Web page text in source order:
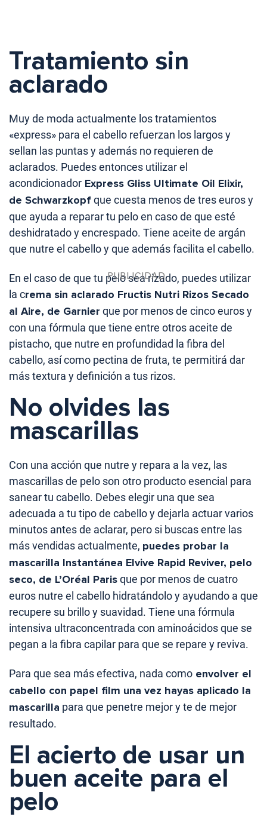
Tratamiento sin
aclarado
Muy de moda actualmente los tratamientos
«express» para el cabello refuerzan los largos y
sellan las puntas y además no requieren de
aclarados. Puedes entonces utilizar el
acondicionador Express Gliss Ultimate Oil Elixir,
de Schwarzkopfque cuesta menos de tres euros y
que ayuda a reparar tu pelo en caso de que esté
deshidratado y encrespado. Tiene aceite de argán
que nutre el cabello y que además facilita el cabello.
En el caso de que tu pelo sea rizado, puedes utilizar
la crema sin aclarado Fructis Nutri Rizos Secado
al Aire, de Garnier que por menos de cinco euros y
con una fórmula que tiene entre otros aceite de
pistacho, que nutre en profundidad la fibra del
cabello, así como pectina de fruta, te permitirá dar
más textura y definición a tus rizos.
No olvides las
mascarillas
Con una acción que nutre y repara a la vez, las
mascarillas de pelo son otro producto esencial para
sanear tu cabello. Debes elegir una que sea
adecuada a tu tipo de cabello y dejarla actuar varios
minutos antes de aclarar, pero si buscas entre las
más vendidas actualmente, puedes probar la
mascarilla Instantánea Elvive Rapid Reviver, pelo
seco, de L’Oréal Parisque por menos de cuatro
euros nutre el cabello hidratándolo y ayudando a que
recupere su brillo y suavidad. Tiene una fórmula
intensiva ultraconcentrada con aminoácidos que se
pegan a la fibra capilar para que se repare y reviva.
Para que sea más efectiva, nada como envolver el
cabello con papel film una vez hayas aplicado la
mascarilla para que penetre mejor y te de mejor
resultado.
El acierto de usar un
buen aceite para el
pelo